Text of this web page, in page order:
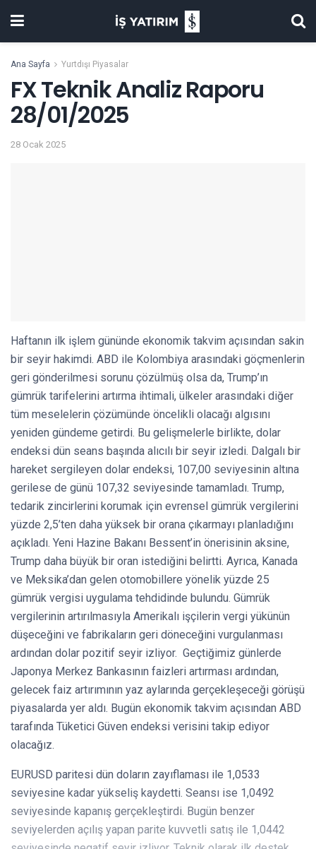
Ana Sayfa Yurtdışı Piyasalar
FX Teknik Analiz Raporu
28/01/2025
28 Ocak 2025
Haftanın ilk işlem gününde ekonomik takvim açısından sakin
bir seyir hakimdi. ABD ile Kolombiya arasındaki göçmenlerin
geri gönderilmesi sorunu çözülmüş olsa da, Trump’ın
gümrük tarifelerini artırma ihtimali, ülkeler arasındaki diğer
tüm meselelerin çözümünde öncelikli olacağı algısını
yeniden gündeme getirdi. Bu gelişmelerle birlikte, dolar
endeksi dün seans başında alıcılı bir seyir izledi. Dalgalı bir
hareket sergileyen dolar endeksi, 107,00 seviyesinin altına
gerilese de günü 107,32 seviyesinde tamamladı. Trump,
tedarik zincirlerini korumak için evrensel gümrük vergilerini
yüzde 2,5’ten daha yüksek bir orana çıkarmayı planladığını
açıkladı. Yeni Hazine Bakanı Bessent’in önerisinin aksine,
Trump daha büyük bir oran istediğini belirtti. Ayrıca, Kanada
ve Meksika’dan gelen otomobillere yönelik yüzde 25
gümrük vergisi uygulama tehdidinde bulundu. Gümrük
vergilerinin artırılmasıyla Amerikalı işçilerin vergi yükünün
düşeceğini ve fabrikaların geri döneceğini vurgulanması
ardından dolar pozitif seyir izliyor. Geçtiğimiz günlerde
Japonya Merkez Bankasının faizleri artırması ardından,
gelecek faiz artırımının yaz aylarında gerçekleşeceği görüşü
piyasalarda yer aldı. Bugün ekonomik takvim açısından ABD
tarafında Tüketici Güven endeksi verisini takip ediyor
olacağız.
EURUSD paritesi dün doların zayıflaması ile 1,0533
seviyesine kadar yükseliş kaydetti. Seansı ise 1,0492
seviyesinde kapanış gerçekleştirdi. Bugün benzer
seviyelerden açılış yapan parite kuvvetli satış ile 1,0442